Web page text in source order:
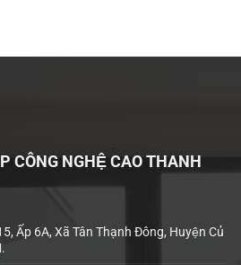
CÔNG NGHỆ CAO THANH
Ấp 6A, Xã Tân Thạnh Đông, Huyện Củ